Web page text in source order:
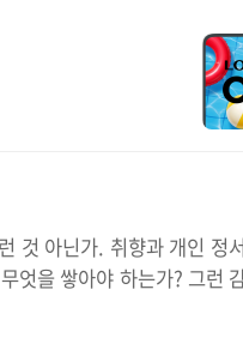
것 아닌가. 취향과 개인 정
엇을 쌓아야 하는가? 그런